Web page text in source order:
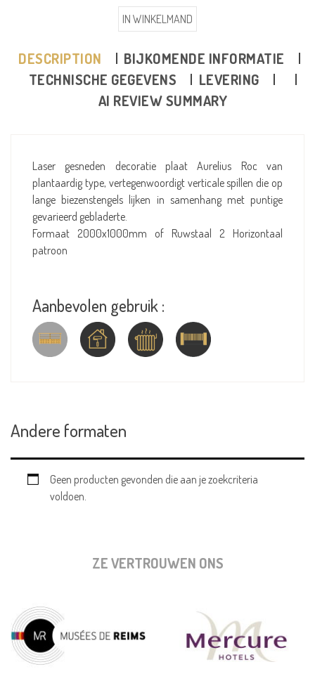
IN WINKELMAND
DESCRIPTION
BIJKOMENDE INFORMATIE
TECHNISCHE GEGEVENS
LEVERING
AI REVIEW SUMMARY
Laser gesneden decoratie plaat Aurelius Roc van
plantaardig type, vertegenwoordigt verticale spillen die op
lange biezenstengels lijken in samenhang met puntige
gevarieerd gebladerte.
Formaat 2000x1000mm of Ruwstaal 2 Horizontaal
patroon
Aanbevolen gebruik :
Andere formaten
Geen producten gevonden die aan je zoekcriteria
voldoen.
ZE VERTROUWEN ONS